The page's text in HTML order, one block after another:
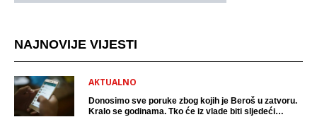
NAJNOVIJE VIJESTI
AKTUALNO
Donosimo sve poruke zbog kojih je Beroš u zatvoru.
Kralo se godinama. Tko će iz vlade biti sljedeći